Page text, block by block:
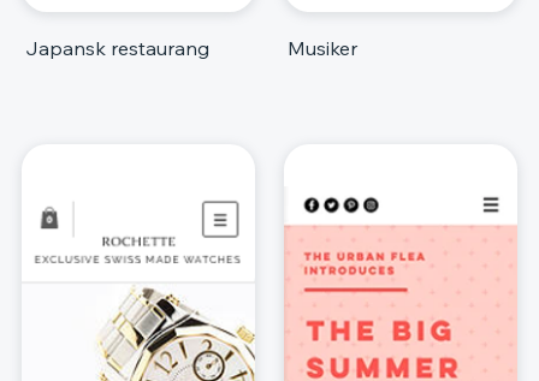
Japansk restaurang Musiker